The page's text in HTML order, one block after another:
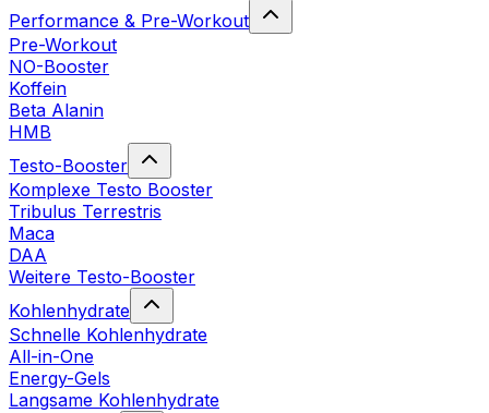
Performance & Pre-Workout
Pre-Workout
NO-Booster
Koffein
Beta Alanin
HMB
Testo-Booster
Komplexe Testo Booster
Tribulus Terrestris
Maca
DAA
Weitere Testo-Booster
Kohlenhydrate
Schnelle Kohlenhydrate
All-in-One
Energy-Gels
Langsame Kohlenhydrate